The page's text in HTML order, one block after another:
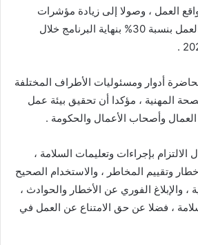
العمل ، وصولا إلى زيادة مؤشرات
الامتثال وتحسين بيئات العمل بنسبة 30% بنهاية البرنامج خلال
أدوار ومسئوليات الأطراف المختلفة
المهنية ، مؤكدا أن تحقيق بيئة عمل
العمال وأصحاب الأعمال والحكومة .
بإجراءات وتعليمات السلامة ،
وتقييم المخاطر ، والاستخدام الصحيح
والإبلاغ الفوري عن الأخطار والحوادث ،
، فضلا عن حق الامتناع عن العمل في